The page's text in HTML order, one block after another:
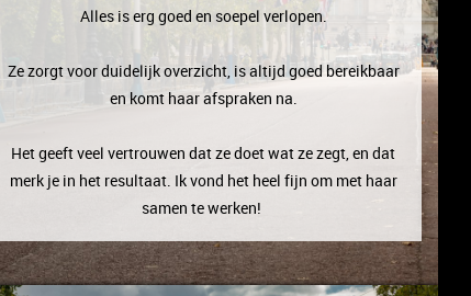
Alles is erg goed en soepel verlopen.
Ze zorgt voor duidelijk overzicht, is altijd goed bereikbaar
en komt haar afspraken na.
Het geeft veel vertrouwen dat ze doet wat ze zegt, en dat
merk je in het resultaat. Ik vond het heel fijn om met haar
samen te werken!